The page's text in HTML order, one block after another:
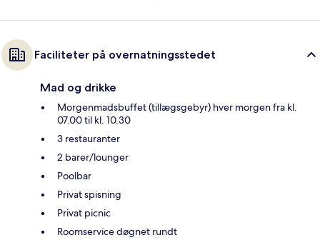
Faciliteter på overnatningsstedet
Mad og drikke
Morgenmadsbuffet (tillægsgebyr) hver morgen fra kl.
07.00 til kl. 10.30
3 restauranter
2 barer/lounger
Poolbar
Privat spisning
Privat picnic
Roomservice døgnet rundt